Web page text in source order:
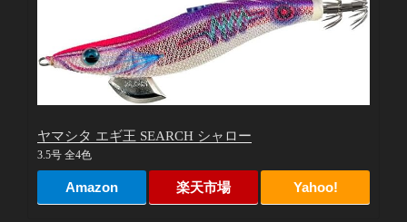
ヤマシタ エギ王 SEARCH シャロー
3.5号 全4色
Amazon 楽天市場 Yahoo!